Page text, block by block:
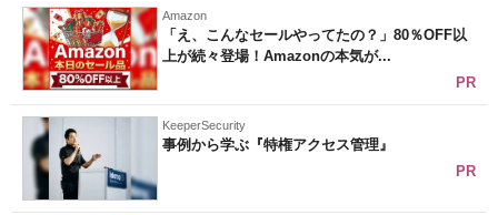
Amazon
「え、こんなセールやってたの？」80％OFF以
上が続々登場！Amazonの本気が...
PR
KeeperSecurity
事例から学ぶ『特権アクセス管理』
PR